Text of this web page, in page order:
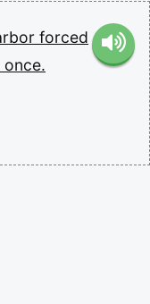
forced
once.